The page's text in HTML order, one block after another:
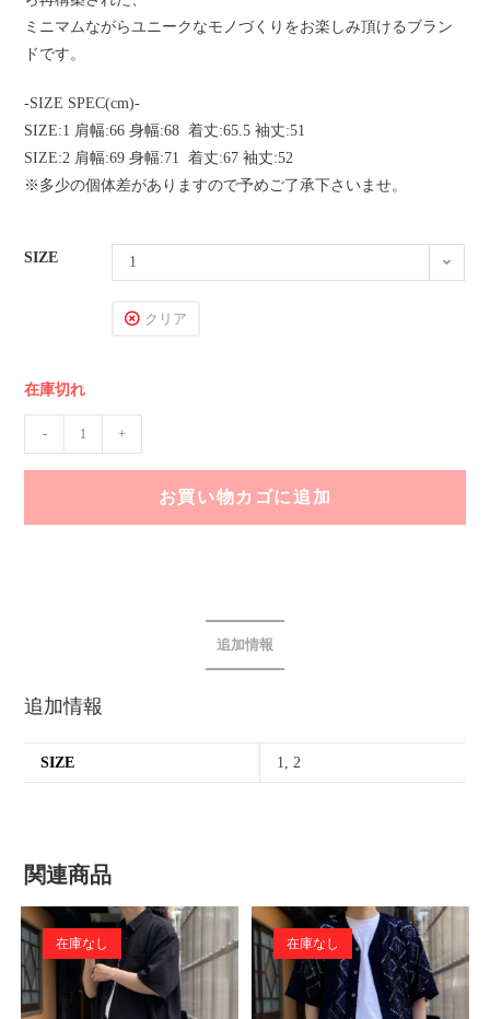
ミニマムながらユニークなモノづくりをお楽しみ頂けるブラン
ドです。
-SIZE SPEC(cm)-
SIZE:1 肩幅:66 身幅:68 着丈:65.5 袖丈:51
SIZE:2 肩幅:69 身幅:71 着丈:67 袖丈:52
※多少の個体差がありますので予めご了承下さいませ。
SIZE 1
クリア
在庫切れ
- +
お買い物カゴに追加
追加情報
追加情報
SIZE 1, 2
関連商品
在庫なし 在庫なし